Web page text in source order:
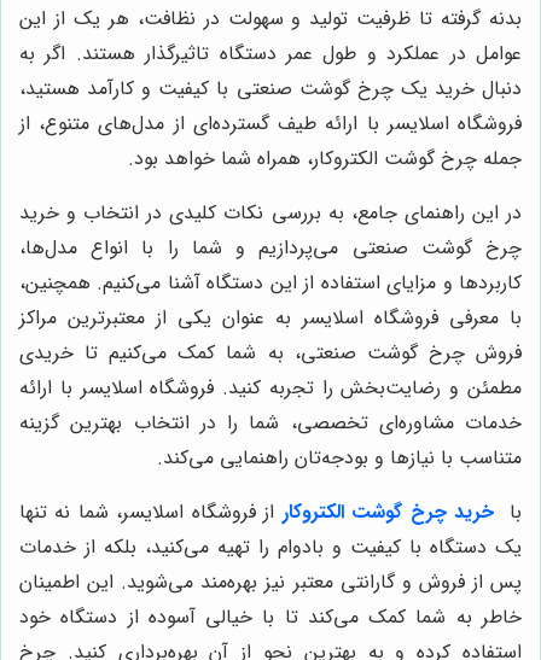
بدنه گرفته تا ظرفیت تولید و سهولت در نظافت، هر یک از این
عوامل در عملکرد و طول عمر دستگاه تاثیرگذار هستند. اگر به
دنبال خرید یک چرخ گوشت صنعتی با کیفیت و کارآمد هستید،
فروشگاه اسلایسر با ارائه طیف گسترده‌ای از مدل‌های متنوع، از
جمله چرخ گوشت الکتروکار، همراه شما خواهد بود.
در این راهنمای جامع، به بررسی نکات کلیدی در انتخاب و خرید
چرخ گوشت صنعتی می‌پردازیم و شما را با انواع مدل‌ها،
کاربردها و مزایای استفاده از این دستگاه آشنا می‌کنیم. همچنین،
با معرفی فروشگاه اسلایسر به عنوان یکی از معتبرترین مراکز
فروش چرخ گوشت صنعتی، به شما کمک می‌کنیم تا خریدی
مطمئن و رضایت‌بخش را تجربه کنید. فروشگاه اسلایسر با ارائه
خدمات مشاوره‌ای تخصصی، شما را در انتخاب بهترین گزینه
متناسب با نیازها و بودجه‌تان راهنمایی می‌کند.
با خرید چرخ گوشت الکتروکار از فروشگاه اسلایسر، شما نه تنها
یک دستگاه با کیفیت و بادوام را تهیه می‌کنید، بلکه از خدمات
پس از فروش و گارانتی معتبر نیز بهره‌مند می‌شوید. این اطمینان
خاطر به شما کمک می‌کند تا با خیالی آسوده از دستگاه خود
استفاده کرده و به بهترین نحو از آن بهره‌برداری کنید. چرخ